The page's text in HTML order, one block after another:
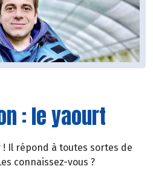
: le yaourt
! Il répond à toutes sortes de
connaissez-vous ?